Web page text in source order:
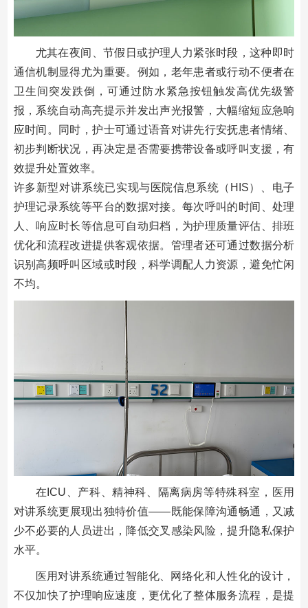
尤其在夜间、节假日或护理人力紧张时段，这种即时
通信机制显得尤为重要。例如，老年患者或行动不便者在
卫生间突发跌倒，可通过防水紧急按钮触发高优先级警
报，系统自动高亮提示并发出声光报警，大幅缩短应急响
应时间。同时，护士可通过语音对讲先行安抚患者情绪、
初步判断状况，再决定是否需要携带设备或呼叫支援，有
效提升处置效率。
许多新型对讲系统已实现与医院信息系统（HIS）、电子
护理记录系统等平台的数据对接。每次呼叫的时间、处理
人、响应时长等信息可自动归档，为护理质量评估、排班
优化和流程改进提供客观依据。管理者还可通过数据分析
识别高频呼叫区域或时段，科学调配人力资源，避免忙闲
不均。
在ICU、产科、精神科、隔离病房等特殊科室，医用
对讲系统更展现出独特价值——既能保障沟通畅通，又减
少不必要的人员进出，降低交叉感染风险，提升隐私保护
水平。
医用对讲系统通过智能化、网络化和人性化的设计，
不仅加快了护理响应速度，更优化了整体服务流程，是提